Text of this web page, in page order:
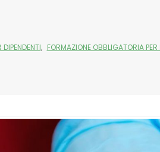
DIPENDENTI, FORMAZIONE OBBLIGATORIA